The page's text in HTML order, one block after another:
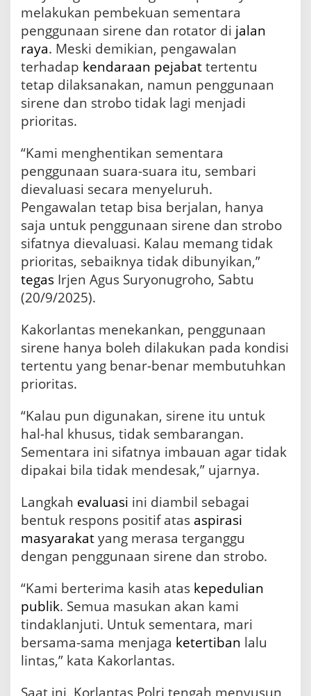
a
S
i
r
e
n
e
a
t
r
,
P
e
n
g
w
a
T
e
B
j
a
a
melakukan pembekuan sementara
penggunaan sirene dan rotator di jalan
raya. Meski demikian, pengawalan
terhadap kendaraan pejabattertentu
tetap dilaksanakan, namun penggunaan
sirene dan strobo tidak lagi menjadi
prioritas.
“Kami menghentikan sementara
penggunaan suara-suara itu, sembari
dievaluasi secara menyeluruh.
Pengawalan tetap bisa berjalan, hanya
saja untuk penggunaan sirene dan strobo
sifatnya dievaluasi. Kalau memang tidak
prioritas, sebaiknya tidak dibunyikan,”
tegas Irjen Agus Suryonugroho, Sabtu
(20/9/2025).
Kakorlantas menekankan, penggunaan
sirene hanya boleh dilakukan pada kondisi
tertentu yang benar-benar membutuhkan
prioritas.
“Kalau pun digunakan, sirene itu untuk
hal-hal khusus, tidak sembarangan.
Sementara ini sifatnya imbauan agar tidak
dipakai bila tidak mendesak,” ujarnya.
Langkah evaluasi ini diambil sebagai
bentuk respons positif atas aspirasi
masyarakatyang merasa terganggu
dengan penggunaan sirene dan strobo.
“Kami berterima kasih atas kepedulian
publik. Semua masukan akan kami
tindaklanjuti. Untuk sementara, mari
bersama-sama menjaga ketertiban lalu
lintas,” kata Kakorlantas.